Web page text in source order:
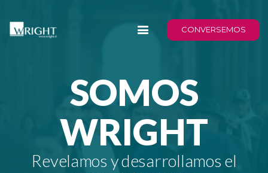
CONVERSEMOS
SOMOS
WRIGHT
Revelamos y desarrollamos el